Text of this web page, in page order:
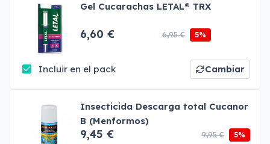
Gel Cucarachas LETAL® TRX
6,60 € 6,95 € 5%
Incluir en el pack Cambiar
Insecticida Descarga total Cucanor
B (Menformos)
9,45 € 9,95 € 5%